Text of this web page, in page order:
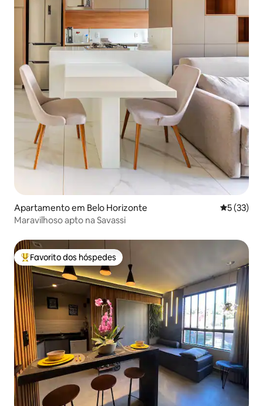
Apartamento em Belo Horizonte
5 (33)
Maravilhoso apto na Savassi
Favoritos dos hóspedes mais apreciados
Favorito dos hóspedes